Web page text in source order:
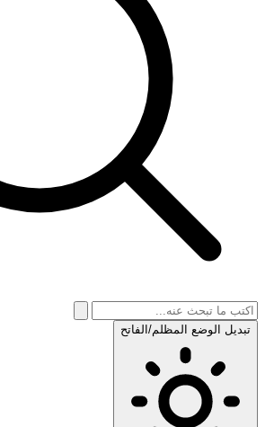
تبديل الوضع المظلم/الفاتح